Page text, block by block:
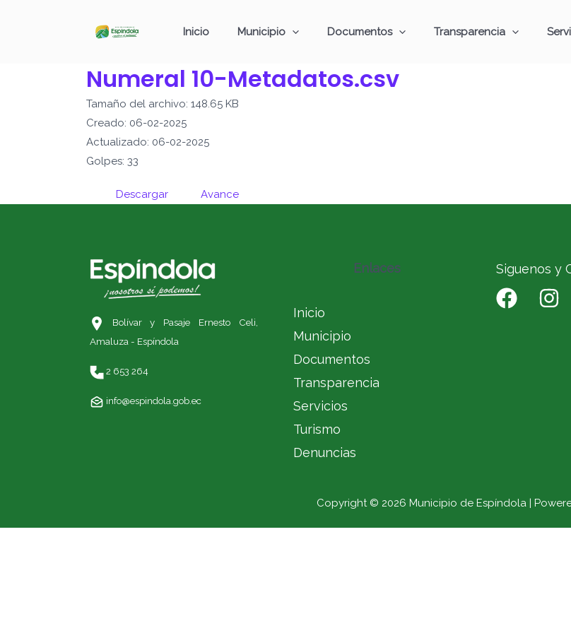
Inicio Municipio Documentos Transparencia
Numeral 10-Metadatos.csv
Tamaño del archivo: 148.65 KB
Creado: 06-02-2025
Actualizado: 06-02-2025
Golpes: 33
Descargar Avance
Bolívar y Pasaje Ernesto Celi,
Amaluza - Espíndola
2 653 264
info@espindola.gob.ec
Enlaces
Inicio
Municipio
Documentos
Transparencia
Servicios
Turismo
Denuncias
Siguenos y
Copyright © 2026 Municipio de Espíndola |